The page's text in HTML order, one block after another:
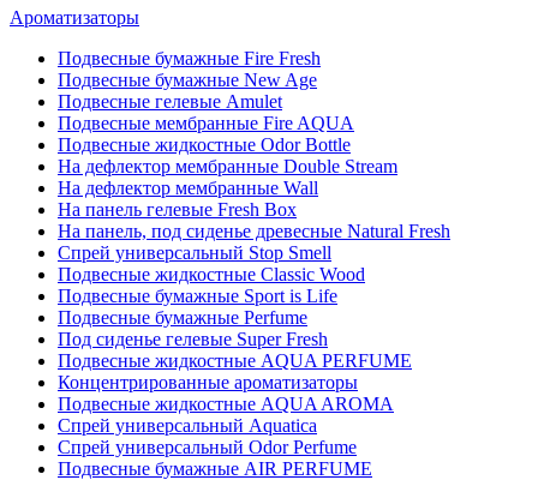
Ароматизаторы
Подвесные бумажные Fire Fresh
Подвесные бумажные New Age
Подвесные гелевые Amulet
Подвесные мембранные Fire AQUA
Подвесные жидкостные Odor Bottle
На дефлектор мембранные Double Stream
На дефлектор мембранные Wall
На панель гелевые Fresh Box
На панель, под сиденье древесные Natural Fresh
Спрей универсальный Stop Smell
Подвесные жидкостные Classic Wood
Подвесные бумажные Sport is Life
Подвесные бумажные Perfume
Под сиденье гелевые Super Fresh
Подвесные жидкостные AQUA PERFUME
Концентрированные ароматизаторы
Подвесные жидкостные AQUA AROMA
Спрей универсальный Aquatica
Спрей универсальный Odor Perfume
Подвесные бумажные AIR PERFUME